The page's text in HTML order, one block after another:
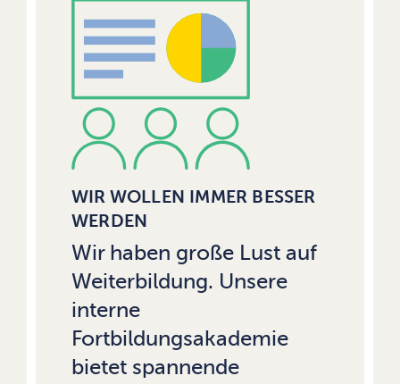
WIR WOLLEN IMMER BESSER
WERDEN
Wir haben große Lust auf
Weiterbildung. Unsere
interne
Fortbildungsakademie
bietet spannende